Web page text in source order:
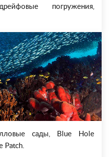
погружения,
сады, Blue Hole
Patch.